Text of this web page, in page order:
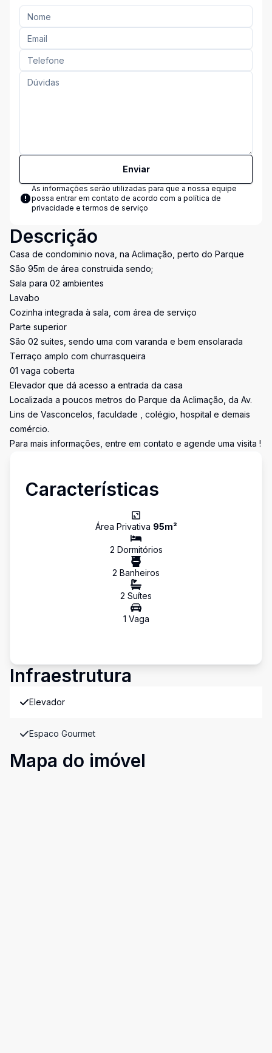
Enviar
As informações serão utilizadas para que a nossa equipe
possa entrar em contato de acordo com a política de
privacidade e termos de serviço
Descrição
Casa de condominio nova, na Aclimação, perto do Parque
São 95m de área construida sendo;
Sala para 02 ambientes
Lavabo
Cozinha integrada à sala, com área de serviço
Parte superior
São 02 suites, sendo uma com varanda e bem ensolarada
Terraço amplo com churrasqueira
01 vaga coberta
Elevador que dá acesso a entrada da casa
Localizada a poucos metros do Parque da Aclimação, da Av.
Lins de Vasconcelos, faculdade , colégio, hospital e demais
comércio.
Para mais informações, entre em contato e agende uma visita !
Características
Área Privativa 95m²
2 Dormitórios
2 Banheiros
2 Suítes
1 Vaga
Infraestrutura
Elevador
Espaco Gourmet
Mapa do imóvel